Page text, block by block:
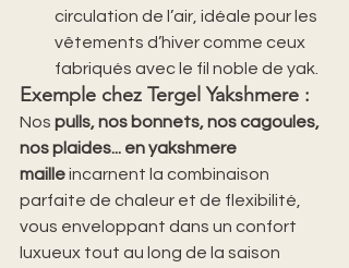
circulation de l’air, idéale pour les
vêtements d’hiver comme ceux
fabriqués avec le fil noble de yak.
Exemple chez Tergel Yakshmere :
Nos pulls, nos bonnets, nos cagoules,
nos plaides... en yakshmere
maille incarnent la combinaison
parfaite de chaleur et de flexibilité,
vous enveloppant dans un confort
luxueux tout au long de la saison